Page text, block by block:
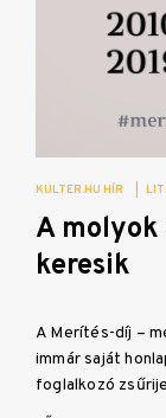
KULTER.HU HÍR
A
keresik
A Merítés-díj –
immár saját
foglalkozó